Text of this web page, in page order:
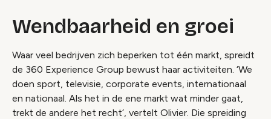
Wendbaarheid en groei
Waar veel bedrijven zich beperken tot één markt, spreidt
de 360 Experience Group bewust haar activiteiten. ‘We
doen sport, televisie, corporate events, internationaal
en nationaal. Als het in de ene markt wat minder gaat,
trekt de andere het recht’, vertelt Olivier. Die spreiding